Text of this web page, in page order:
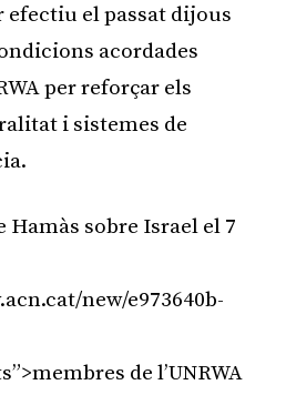
efectiu el passat dijous
acordades
per reforçar els
i sistemes de
Hamàs sobre Israel el 7
new/e973640b-
de l’UNRWA